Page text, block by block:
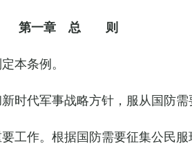
第一章 总 则
本条例。
代军事战略方针，服从国防
作。根据国防需要征集公民服